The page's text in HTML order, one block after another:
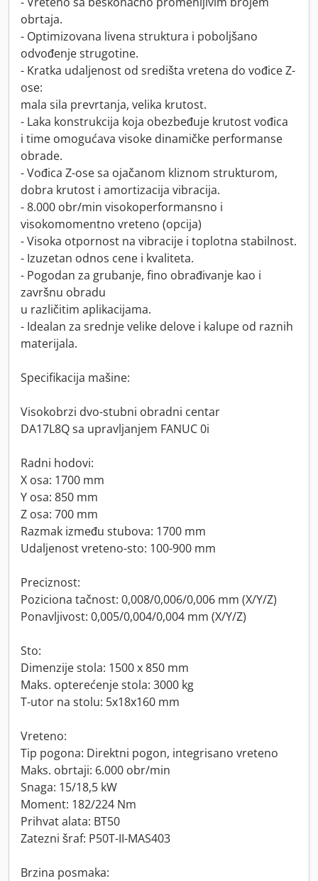
obrtaja.
- Optimizovana livena struktura i poboljšano
odvođenje strugotine.
- Kratka udaljenost od središta vretena do vođice Z-
ose:
mala sila prevrtanja, velika krutost.
- Laka konstrukcija koja obezbeđuje krutost vođica
i time omogućava visoke dinamičke performanse
obrade.
- Vođica Z-ose sa ojačanom kliznom strukturom,
dobra krutost i amortizacija vibracija.
- 8.000 obr/min visokoperformansno i
visokomomentno vreteno (opcija)
- Visoka otpornost na vibracije i toplotna stabilnost.
- Izuzetan odnos cene i kvaliteta.
- Pogodan za grubanje, fino obrađivanje kao i
završnu obradu
u različitim aplikacijama.
- Idealan za srednje velike delove i kalupe od raznih
materijala.
Specifikacija mašine:
Visokobrzi dvo-stubni obradni centar
DA17L8Q sa upravljanjem FANUC 0i
Radni hodovi:
X osa: 1700 mm
Y osa: 850 mm
Z osa: 700 mm
Razmak između stubova: 1700 mm
Udaljenost vreteno-sto: 100-900 mm
Preciznost:
Poziciona tačnost: 0,008/0,006/0,006 mm (X/Y/Z)
Ponavljivost: 0,005/0,004/0,004 mm (X/Y/Z)
Sto:
Dimenzije stola: 1500 x 850 mm
Maks. opterećenje stola: 3000 kg
T-utor na stolu: 5x18x160 mm
Vreteno:
Tip pogona: Direktni pogon, integrisano vreteno
Maks. obrtaji: 6.000 obr/min
Snaga: 15/18,5 kW
Moment: 182/224 Nm
Prihvat alata: BT50
Zatezni šraf: P50T-II-MAS403
Brzina posmaka: